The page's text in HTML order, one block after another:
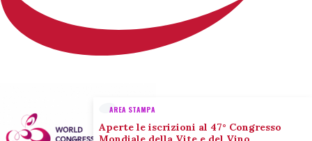
AREA STAMPA
Aperte le iscrizioni al 47° Congresso